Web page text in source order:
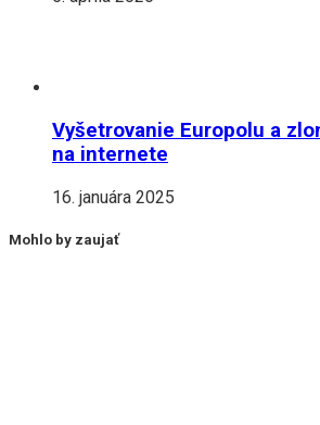
Vyšetrovanie Europolu a
na internete
16. januára 2025
Mohlo by zaujať